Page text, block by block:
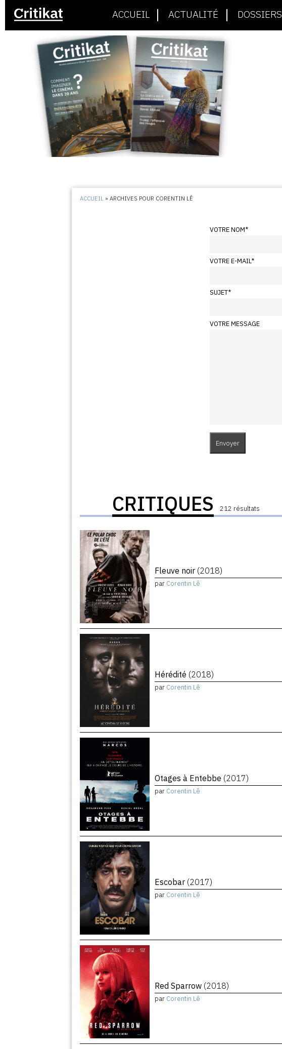
ACCUEIL ACTUALITÉ DOSSIERS
ACCUEIL »ARCHIVES POUR CORENTIN LÊ
VOTRE NOM*
VOTRE E-MAIL*
SUJET*
VOTRE MESSAGE
CRITIQUES 212 résultats
Fleuve noir (2018)
par Corentin Lê
Hérédité (2018)
par Corentin Lê
Otages à Entebbe (2017)
par Corentin Lê
Escobar (2017)
par Corentin Lê
Red Sparrow (2018)
par Corentin Lê